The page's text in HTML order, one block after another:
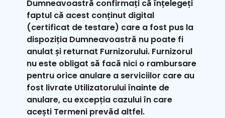
Dumneavoastră confirmați că înțelegeți
faptul că acest conținut digital
(certificat de testare) care a fost pus la
dispoziția Dumneavoastră nu poate fi
anulat și returnat Furnizorului. Furnizorul
nu este obligat să facă nici o rambursare
pentru orice anulare a serviciilor care au
fost livrate Utilizatorului înainte de
anulare, cu excepția cazului în care
acești Termeni prevăd altfel.